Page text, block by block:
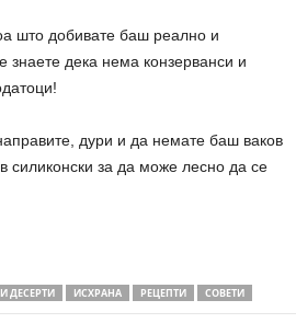
што добивате баш реално и
знаете дека нема конзерванси и
дури и да немате баш ваков
силиконски за да може лесно да се
ДЕСЕРТИ ИСХРАНА РЕЦЕПТИ СОВЕТИ